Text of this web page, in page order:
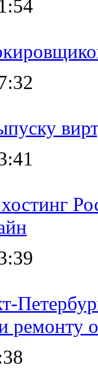
ремонту